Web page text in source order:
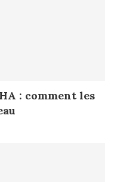
: comment les